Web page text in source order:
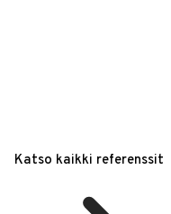
Katso kaikki referenssit